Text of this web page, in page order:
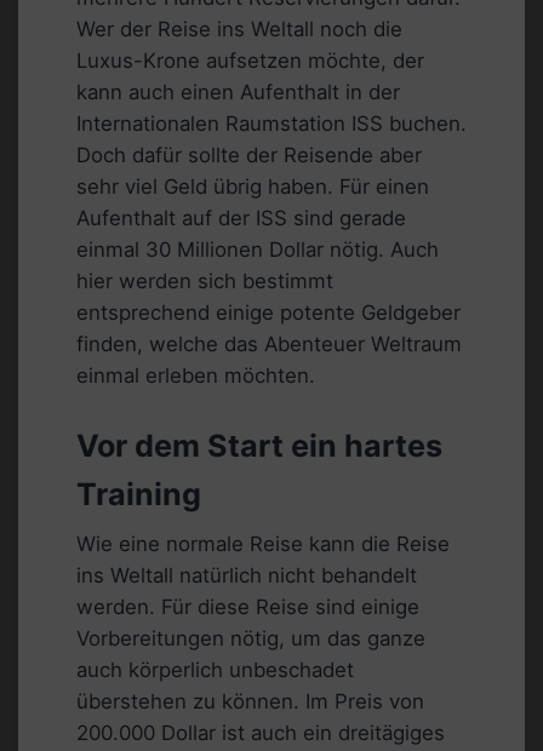
Wer der Reise ins Weltall noch die
Luxus-Krone aufsetzen möchte, der
kann auch einen Aufenthalt in der
Internationalen Raumstation ISS buchen.
Doch dafür sollte der Reisende aber
sehr viel Geld übrig haben. Für einen
Aufenthalt auf der ISS sind gerade
einmal 30 Millionen Dollar nötig. Auch
hier werden sich bestimmt
entsprechend einige potente Geldgeber
finden, welche das Abenteuer Weltraum
einmal erleben möchten.
Vor dem Start ein hartes
Training
Wie eine normale Reise kann die Reise
ins Weltall natürlich nicht behandelt
werden. Für diese Reise sind einige
Vorbereitungen nötig, um das ganze
auch körperlich unbeschadet
überstehen zu können. Im Preis von
200.000 Dollar ist auch ein dreitägiges